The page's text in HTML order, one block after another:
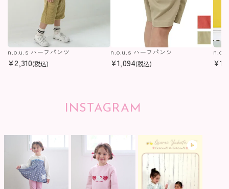
n.o.u.s ハーフパンツ
¥2,310(税込)
n.o.u.s ハーフパンツ
¥1,094(税込) ¥
INSTAGRAM